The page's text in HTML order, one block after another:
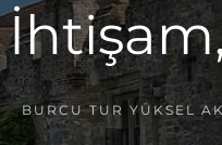
BURCU TUR YÜKSEL